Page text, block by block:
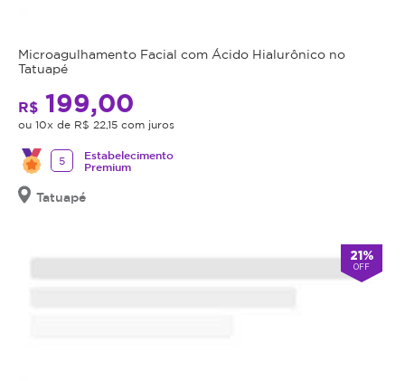
Microagulhamento Facial com Ácido Hialurônico no
Tatuapé
R$ 199,00
ou 10x de R$ 22,15 com juros
5
Estabelecimento
Premium
Tatuapé
21%
OFF